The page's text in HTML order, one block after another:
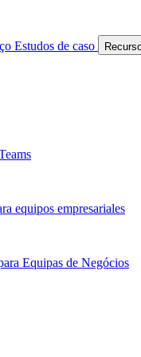
Estudos de caso
equipos empresariales
Equipas de Negócios